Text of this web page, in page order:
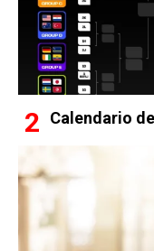
Calendario